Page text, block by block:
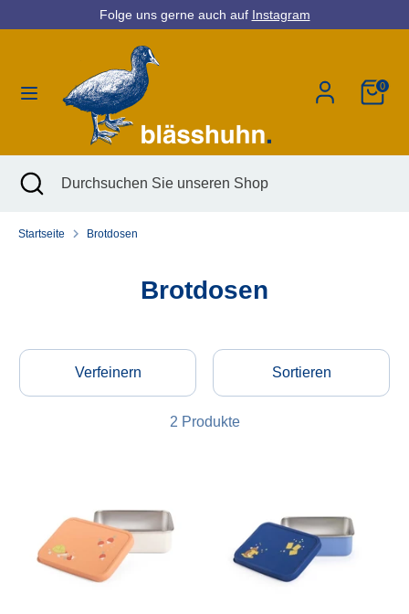
zum
Folge uns gerne auch auf Instagram
0
Währung
SuchenDurchsuchen
Sie
unseren
Shop
SuchenDurchsuchen
Shop
Suche
schließen
Startseite Brotdosen
Brotdosen
Verfeinern Sortieren
2 Produkte